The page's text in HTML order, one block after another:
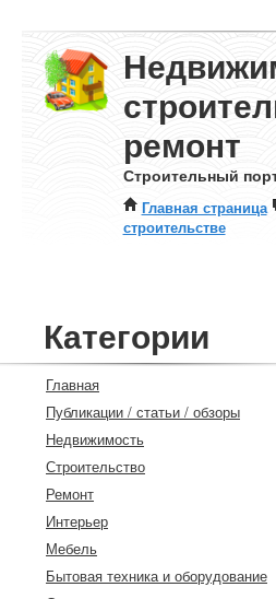
ремонт
Строительный
Главная страница
строительстве
Категории
Главная
Публикации / статьи / обзоры
Недвижимость
Строительство
Ремонт
Интерьер
Мебель
Бытовая техника и оборудование